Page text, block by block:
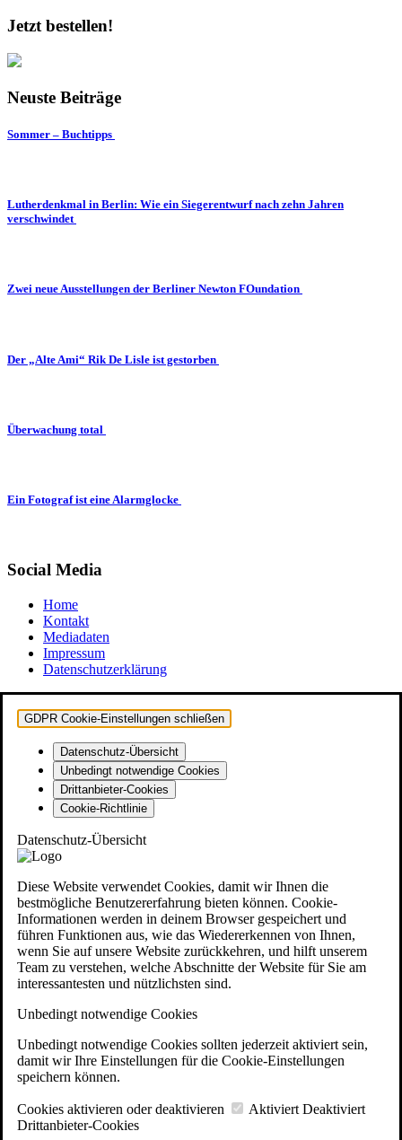
Jetzt bestellen!
Neuste Beiträge
Sommer – Buchtipps
Lutherdenkmal in Berlin: Wie ein Siegerentwurf nach zehn Jahren
verschwindet
Zwei neue Ausstellungen der Berliner Newton FOundation
Der „Alte Ami“ Rik De Lisle ist gestorben
Überwachung total
Ein Fotograf ist eine Alarmglocke
Social Media
Home
Kontakt
Mediadaten
Impressum
Datenschutzerklärung
GDPR Cookie-Einstellungen schließen
Datenschutz-Übersicht
Unbedingt notwendige Cookies
Drittanbieter-Cookies
Cookie-Richtlinie
Datenschutz-Übersicht
Diese Website verwendet Cookies, damit wir Ihnen die
bestmögliche Benutzererfahrung bieten können. Cookie-
Informationen werden in deinem Browser gespeichert und
führen Funktionen aus, wie das Wiedererkennen von Ihnen,
wenn Sie auf unsere Website zurückkehren, und hilft unserem
Team zu verstehen, welche Abschnitte der Website für Sie am
interessantesten und nützlichsten sind.
Unbedingt notwendige Cookies
Unbedingt notwendige Cookies sollten jederzeit aktiviert sein,
damit wir Ihre Einstellungen für die Cookie-Einstellungen
speichern können.
Cookies aktivieren oder deaktivieren Aktiviert Deaktiviert
Drittanbieter-Cookies